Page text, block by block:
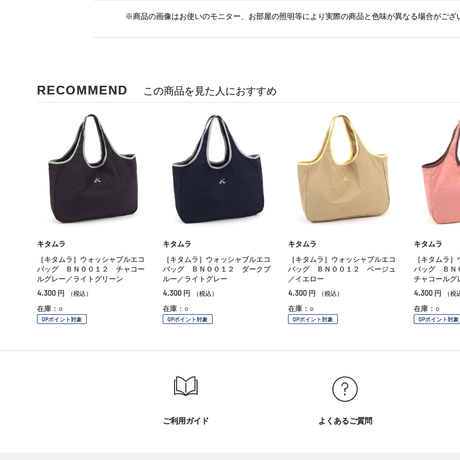
※商品の画像はお使いのモニター、お部屋の照明等により実際の商品と色味が異なる場合がござ
RECOMMEND この商品を見た人におすすめ
キタムラ
［キタムラ］ウォッシャブルエコ
バッグ ＢＮ００１２ チャコー
ルグレー／ライトグリーン
4,300 円 （税込）
在庫：○
OPポイント対象
キタムラ
［キタムラ］ウォッシャブルエコ
バッグ ＢＮ００１２ ダークブ
ルー／ライトグレー
4,300 円 （税込）
在庫：○
OPポイント対象
キタムラ
［キタムラ］ウォッシャブルエコ
バッグ ＢＮ００１２ ベージュ
／イエロー
4,300 円 （税込）
在庫：○
OPポイント対象
キタムラ
［キタムラ
バッグ ＢＮ
チャコールグ
4,300 円 （税
在庫：○
OPポイント対象
ご利用ガイド よくあるご質問